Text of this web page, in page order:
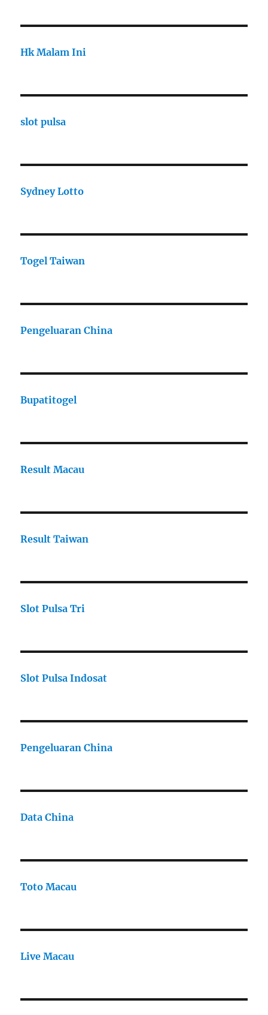
Hk Malam Ini
slot pulsa
Sydney Lotto
Togel Taiwan
Pengeluaran China
Bupatitogel
Result Macau
Result Taiwan
Slot Pulsa Tri
Slot Pulsa Indosat
Pengeluaran China
Data China
Toto Macau
Live Macau